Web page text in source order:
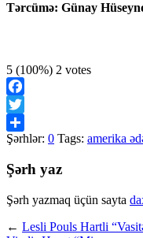
Tərcümə: Günay
5 (100%) 2 votes
Facebook
Twitter
Share
Şərhlər: 0 Tags: amerika
Şərh yaz
Şərh yazmaq üçün sayta
← Lesli Pouls Hartli